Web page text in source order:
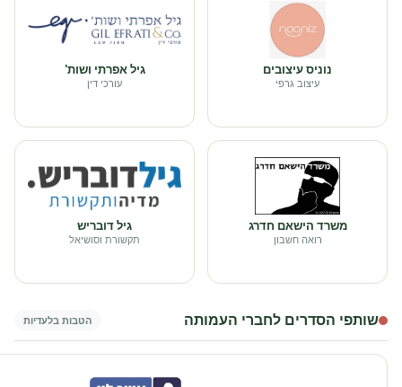
נוניס עיצובים
עיצוב גרפי
גיל אפרתי ושות'
עורכי דין
משרד הישאם חדרג
רואה חשבון
גיל דובריש
תקשורת וסושיאל
שותפי הסדרים לחברי העמותה הטבות בלעדיות